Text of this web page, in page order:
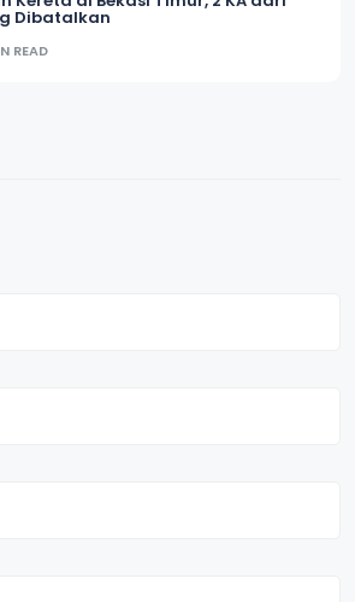
Dibatalkan
READ